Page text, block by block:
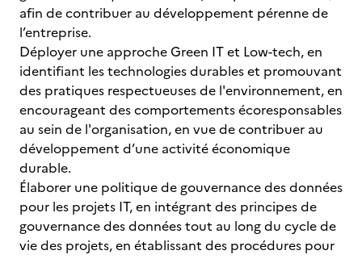
afin de contribuer au développement pérenne de
l’entreprise.
Déployer une approche Green IT et Low-tech, en
identifiant les technologies durables et promouvant
des pratiques respectueuses de l'environnement, en
encourageant des comportements écoresponsables
au sein de l'organisation, en vue de contribuer au
développement d’une activité économique
durable.
Élaborer une politique de gouvernance des données
pour les projets IT, en intégrant des principes de
gouvernance des données tout au long du cycle de
vie des projets, en établissant des procédures pour